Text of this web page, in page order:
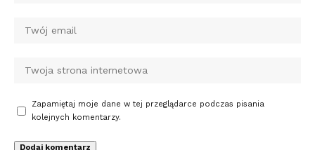
Zapamiętaj moje dane w tej przeglądarce podczas pisania
kolejnych komentarzy.